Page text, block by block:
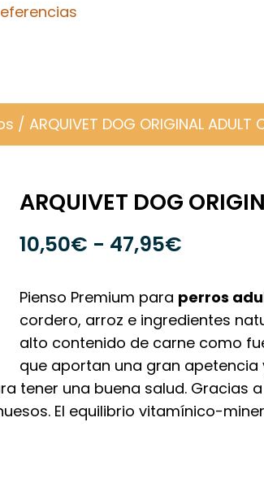
/ ARQUIVET DOG ORIGINAL ADULT
ARQUIVET DOG
10,50€ - 47,95€
precios:
desde
10,50€
hasta
47,95€
Pienso Premium para perros
cordero, arroz e ingredientes
alto contenido de carne como
que aportan una gran
tener una buena salud. Gracias
El equilibrio vitamínico-